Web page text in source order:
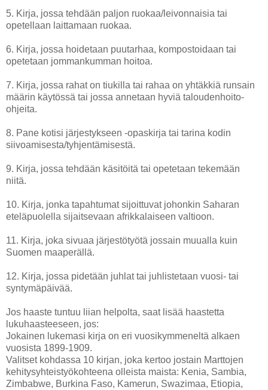
5. Kirja, jossa tehdään paljon ruokaa/leivonnaisia tai
opetellaan laittamaan ruokaa.
6. Kirja, jossa hoidetaan puutarhaa, kompostoidaan tai
opetetaan jommankumman hoitoa.
7. Kirja, jossa rahat on tiukilla tai rahaa on yhtäkkiä runsain
määrin käytössä tai jossa annetaan hyviä taloudenhoito-
ohjeita.
8. Pane kotisi järjestykseen -opaskirja tai tarina kodin
siivoamisesta/tyhjentämisestä.
9. Kirja, jossa tehdään käsitöitä tai opetetaan tekemään
niitä.
10. Kirja, jonka tapahtumat sijoittuvat johonkin Saharan
eteläpuolella sijaitsevaan afrikkalaiseen valtioon.
11. Kirja, joka sivuaa järjestötyötä jossain muualla kuin
Suomen maaperällä.
12. Kirja, jossa pidetään juhlat tai juhlistetaan vuosi- tai
syntymäpäivää.
Jos haaste tuntuu liian helpolta, saat lisää haastetta
lukuhaasteeseen, jos:
Jokainen lukemasi kirja on eri vuosikymmeneltä alkaen
vuosista 1899-1909.
Valitset kohdassa 10 kirjan, joka kertoo jostain Marttojen
kehitysyhteistyökohteena olleista maista: Kenia, Sambia,
Zimbabwe, Burkina Faso, Kamerun, Swazimaa, Etiopia,